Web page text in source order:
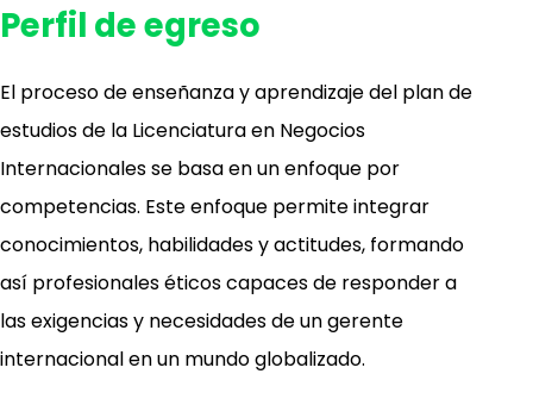
Perfil de egreso
El proceso de enseñanza y aprendizaje del plan de
estudios de la Licenciatura en Negocios
Internacionales se basa en un enfoque por
competencias. Este enfoque permite integrar
conocimientos, habilidades y actitudes, formando
así profesionales éticos capaces de responder a
las exigencias y necesidades de un gerente
internacional en un mundo globalizado.